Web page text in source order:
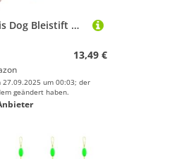
Zkydhbd Corgis Dog Bleistift Hülle Weiche Kosmetische Aufbewahrungstasche Klassenzimmer Büro Sammelalbüste Schalback Tragen Schreibtisch Organizer
13,49 €
um 00:03; der
geändert haben.